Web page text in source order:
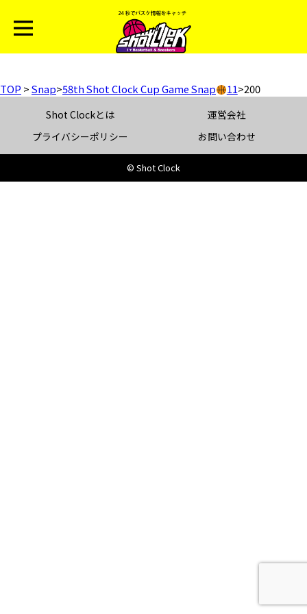
TOP >Snap>58th Shot Clock Cup Game Snap 11>200
Shot Clockとは
運営会社
プライバシーポリシー
お問い合わせ
© Shot Clock